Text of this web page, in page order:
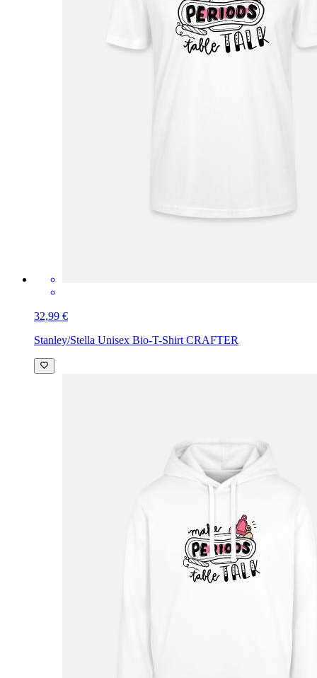
32,99 €
Stanley/Stella Unisex Bio-T-Shirt CRAFTER